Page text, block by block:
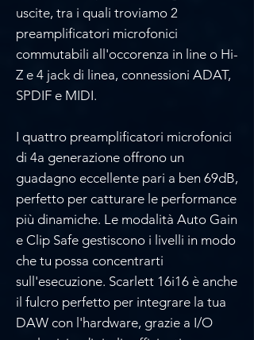
uscite, tra i quali troviamo 2
preamplificatori microfonici
commutabili all'occorenza in line o Hi-
Z e 4 jack di linea, connessioni ADAT,
SPDIF e MIDI.
I quattro preamplificatori microfonici
di 4a generazione offrono un
guadagno eccellente pari a ben 69dB,
perfetto per catturare le performance
più dinamiche. Le modalità Auto Gain
e Clip Safe gestiscono i livelli in modo
che tu possa concentrarti
sull'esecuzione. Scarlett 16i16 è anche
il fulcro perfetto per integrare la tua
DAW con l'hardware, grazie a I/O